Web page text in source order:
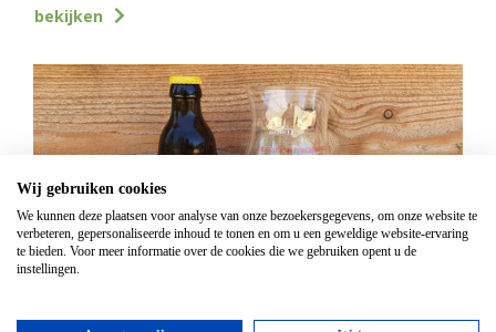
bekijken
Wij gebruiken cookies
We kunnen deze plaatsen voor analyse van onze bezoekersgegevens, om onze website te
verbeteren, gepersonaliseerde inhoud te tonen en om u een geweldige website-ervaring
te bieden. Voor meer informatie over de cookies die we gebruiken opent u de
instellingen.